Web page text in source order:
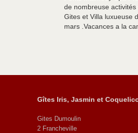
de nombreuse
Gites et Villa luxueuse
mars .Vacances a la
Gîtes Iris, Jasmin et
Gites Dumoulin
2 Francheville